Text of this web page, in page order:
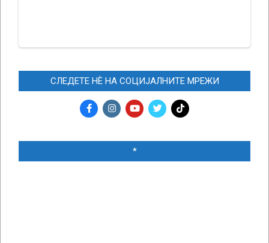
СЛЕДЕТЕ НЀ НА СОЦИЈАЛНИТЕ МРЕЖИ
*